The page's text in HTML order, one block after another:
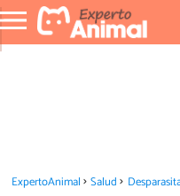
ExpertoAnimal Salud